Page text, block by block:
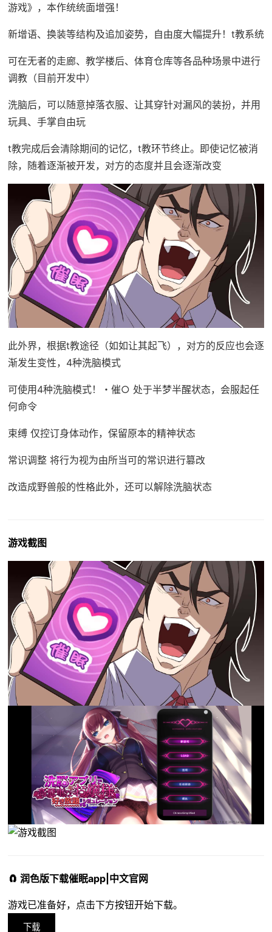
游戏》，本作统统面增强！
新增语、换装等结构及追加姿势，自由度大幅提升！t教系统
可在无者的走廊、教学楼后、体育仓库等各品种场景中进行
调教（目前开发中）
洗脑后，可以随意掉落衣服、让其穿针对漏风的装扮，并用
玩具、手掌自由玩
t教完成后会清除期间的记忆，t教环节终止。即使记忆被消
除，随着逐渐被开发，对方的态度并且会逐渐改变
此外界，根据t教途径（如如让其起飞），对方的反应也会逐
渐发生变性，4种洗脑模式
可使用4种洗脑模式！・催○ 处于半梦半醒状态，会服起任
何命令
束缚 仅控订身体动作，保留原本的精神状态
常识调整 将行为视为由所当可的常识进行篡改
改造成野兽般的性格此外，还可以解除洗脑状态
游戏截图
🧲 润色版下载催眠app|中文官网
游戏已准备好，点击下方按钮开始下载。
下载